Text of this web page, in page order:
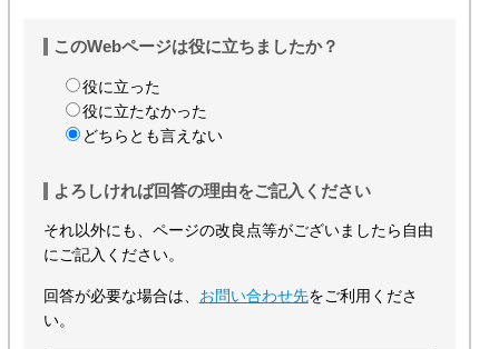
このWebページは役に立ちましたか？
役に立った
役に立たなかった
どちらとも言えない
よろしければ回答の理由をご記入ください
それ以外にも、ページの改良点等がございましたら自由
にご記入ください。
回答が必要な場合は、 お問い合わせ先をご利用くださ
い。